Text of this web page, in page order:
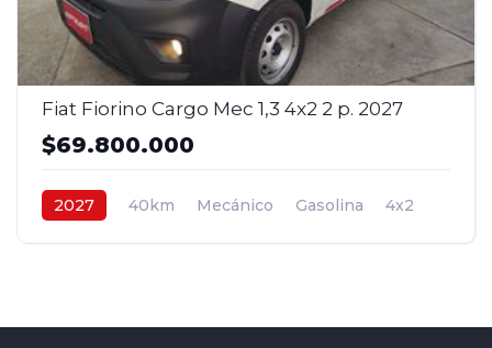
Fiat Fiorino Cargo Mec 1,3 4x2 2 p. 2027
$69.800.000
2027 40km Mecánico Gasolina
4x2